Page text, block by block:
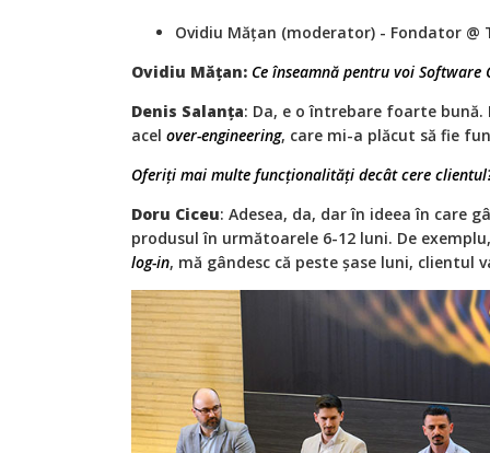
Ovidiu Mățan (moderator) - Fondator
Ovidiu Mățan: Ce înseamnă pentru voi Software
Denis Salanța: Da, e o întrebare foarte
acel over-engineering, care mi-a plăcut să fie
Oferiți mai multe funcționalități decât cere
Doru Ciceu: Adesea, da, dar în ideea în care
produsul în următoarele 6-12 luni. De
log-in, mă gândesc că peste șase luni, clientul